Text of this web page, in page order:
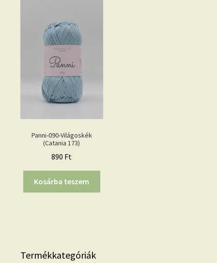
Panni-090-Világoskék
(Catania 173)
890 Ft
Kosárba teszem
Termékkategóriák